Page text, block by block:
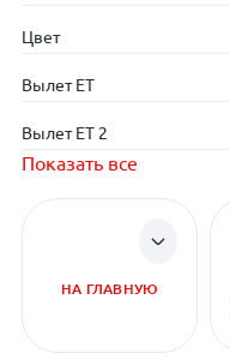
Цвет
Вылет ET
Вылет ET 2
Показать все
НА ГЛАВНУЮ